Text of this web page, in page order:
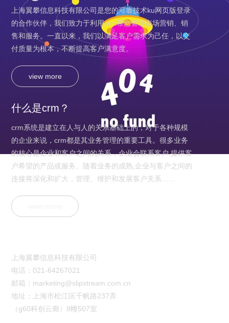
上海翼攀信息科技有限公司是您的可靠技术ku网页版登录
的合作伙伴，我们致力于利用crm帮您管理市场营销、销
售和服务。一直以来，我们以满足客户需求为己任，以交
付质量为根本，不断提高客户满意度。
view more
什么是crm？
crm系统是建立在人与人的关系基础上的，对于各种规模
的企业来说，crm都是其业务管理的重要工具。很多业务
的核心是企业和客户之间的关系，企业会联系客户,提供客
户希望的产品或服务。随着业务的成熟,企业与客户之间的
连接将深化和扩大，管理、维护和发展客户关系……
上海翼攀信息科技有限公司
电话：021-64267021
邮箱： marketing@slipstream.com.cn
地址：上海市松江区千帆路237弄
（g60科创云廊）8幢507室